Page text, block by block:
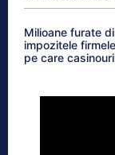
Milioane furate
impozitele
pe care